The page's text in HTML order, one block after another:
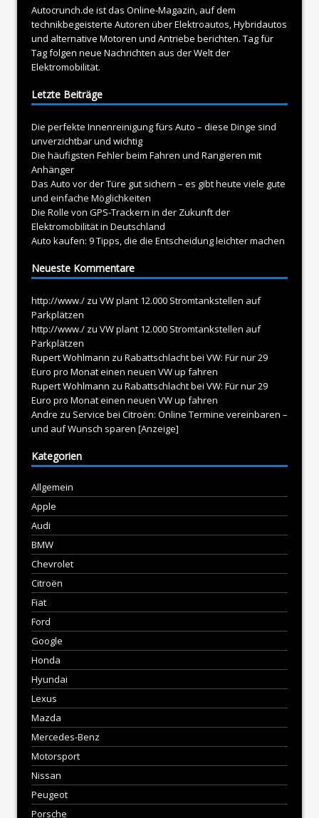
Autocrunch.de ist das Online-Magazin, auf dem
technikbegeisterte Autoren überElektroautos, Hybridautos
und alternative Motoren und Antriebe berichten. Tag für
Tag folgen neue Nachrichten aus der Welt der
Elektromobilität.
Letzte Beiträge
Die perfekte Innenreinigung fürs Auto – diese Dinge sind
unverzichtbar und wichtig
Die häufigsten Fehler beim Fahren und Rangieren mit
Anhänger
Das Auto vor der Türe gut sichern – es gibt heute viele gute
und einfache Möglichkeiten
Die Rolle von GPS-Trackern in der Zukunft der
Elektromobilität in Deutschland
Auto kaufen: 9 Tipps, die die Entscheidung leichter machen
Neueste Kommentare
http://www./ zu VW plant 12.000 Stromtankstellen auf
Parkplätzen
http://www./ zu VW plant 12.000 Stromtankstellen auf
Parkplätzen
Rupert Wohlmann zu Rabattschlacht bei VW: Für nur 29
Euro pro Monat einen neuen VW up fahren
Rupert Wohlmann zu Rabattschlacht bei VW: Für nur 29
Euro pro Monat einen neuen VW up fahren
Andre zu Service bei Citroën: Online Termine vereinbaren –
und auf Wunsch sparen [Anzeige]
Kategorien
Allgemein
Apple
Audi
BMW
Chevrolet
Citroën
Fiat
Ford
Google
Honda
Hyundai
Lexus
Mazda
Mercedes-Benz
Motorsport
Nissan
Peugeot
Porsche